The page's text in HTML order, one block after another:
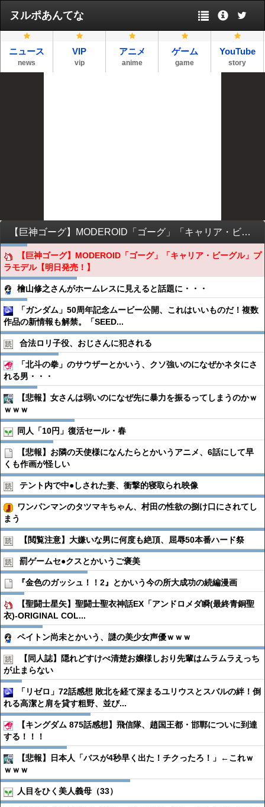
ヌルポあんてな
ニュース
news
VIP
vip
アニメ
anime
ゲーム
game
YouTube
story
【巨神ゴーグ】MODEROID「ゴーグ」「キャリア・ビーグル」プラモデル【明日発売！】
【巨神ゴーグ】MODEROID「ゴーグ」「キャリア・ビーグル」プ
ラモデル【明日発売！】
檜山修之さんがホームレスに見えると話題に・・・
「ガンダム」50周年記念ムービー公開、これはいいものだ！複数
作品の新情報も解禁。「SEED...
合法ロリ子役、おじさんに犯される
「北斗の拳」のサウザーとかいう、クソ強いのになぜかネタにさ
れる男・・・
【悲報】女さんは弱いのになぜ先に暴力を振るってしまうのかｗ
ｗｗｗ
同人「10円」復活セール・春
【悲報】お隣の天使様になんたらとかいうアニメ、6話にして早
くも作画が怪しい
テント内で中●︎しされた妻、衝撃的寝取られ映像
ワンパンマンのタツマキちゃん、村田の性欲の捌け口にされてし
まう
【閲覧注意】大嫌いな男に何度も絶頂、屈辱50本番ハード祭
罰ゲームセ●︎クスとかいうご褒美
『金色のガッシュ！！2』とかいう今の所大成功の続編漫画
【聖闘士星矢】聖闘士聖衣神話EX「アンドロメダ瞬(最終青銅聖
衣)-ORIGINAL COL...
ペイトン尚未とかいう、謎の美少女声優ｗｗｗ
【同人誌】隠れどすけべ清楚お嬢様しおり先輩はムラムラえっち
が止まらない
「リゼロ」72話感想 敗北を経て深まるユリウスとスバルの絆！倒
れる高潔と肩を貸す粗野、並び...
【キングダム 875話感想】飛信隊、趙国王都・邯鄲についに到達
する！！！
【悲報】日本人「バスが4秒早く出た！チクったろ！」←これｗ
ｗｗｗ
人目をひく美人義母（33）